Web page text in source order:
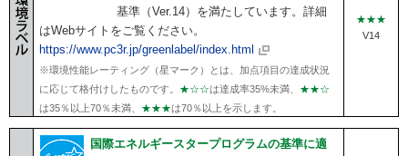
基準（Ver.14）を満たしています。詳細
はWebサイトをご覧ください。
https://www.pc3r.jp/greenlabel/index.html
※環境性能レーティング（星マーク）とは、加点項目の達成状況
に応じて格付けしたものです。 ★☆☆は達成率35%未満、 ★★☆
は35％以上70％未満、 ★★★は70％以上を示します。
★★★
V14
国際エネルギースタープログラムの基準に適